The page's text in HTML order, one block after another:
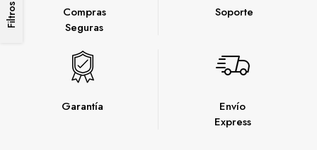
Filtros
Garantía
Compras
Seguras
Envío
Express
Soporte